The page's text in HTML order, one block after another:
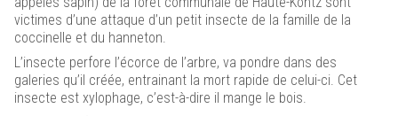
victimes d’une attaque d’un petit insecte de la famille de la
coccinelle et du hanneton.
L’insecte perfore l’écorce de l’arbre, va pondre dans des
galeries qu’il créée, entrainant la mort rapide de celui-ci. Cet
insecte est xylophage, c’est-à-dire il mange le bois.